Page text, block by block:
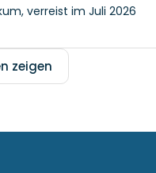
verreist im Juli 2026
zeigen